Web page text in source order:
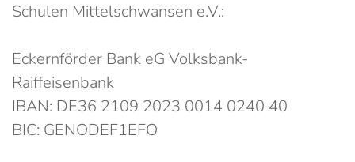
Schulen Mittelschwansen e.V.:
Eckernförder Bank eG Volksbank-
Raiffeisenbank
IBAN: DE36 2109 2023 0014 0240 40
BIC: GENODEF1EFO